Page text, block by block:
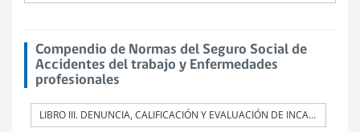
Compendio de Normas del Seguro Social de
Accidentes del trabajo y Enfermedades
profesionales
LIBRO III. DENUNCIA, CALIFICACIÓN Y EVALUACIÓN DE INCAPACIDADES PERMANENTES